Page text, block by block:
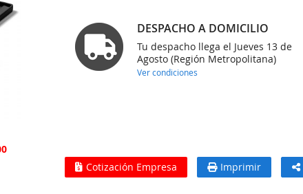
DESPACHO A DOMICILIO
Tu despacho llega el Jueves 13 de
Agosto (Región Metropolitana)
Ver condiciones
Cotización Empresa Imprimir